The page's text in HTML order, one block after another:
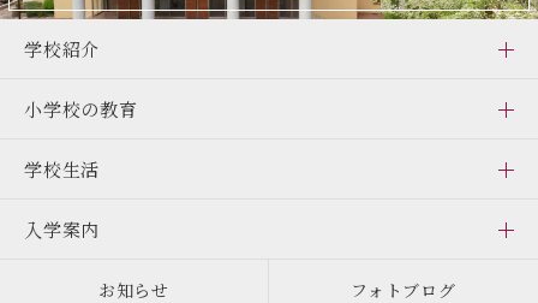
学校紹介
小学校の教育
学校生活
入学案内
お知らせ フォトブログ